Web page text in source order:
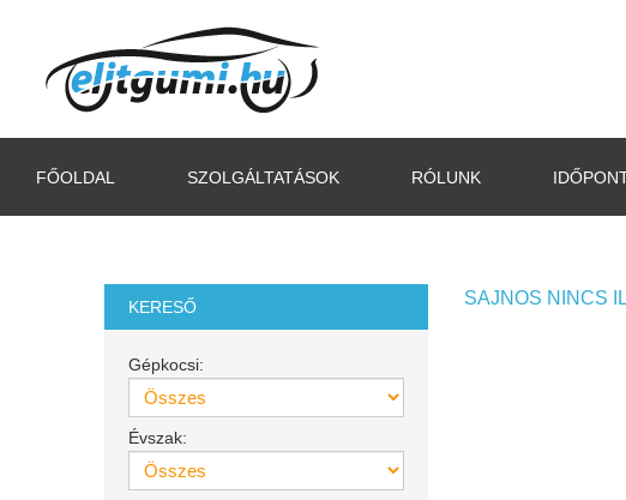
FŐOLDAL SZOLGÁLTATÁSOK RÓLUNK
KERESŐ
Gépkocsi:
Évszak:
SAJNOS NINCS